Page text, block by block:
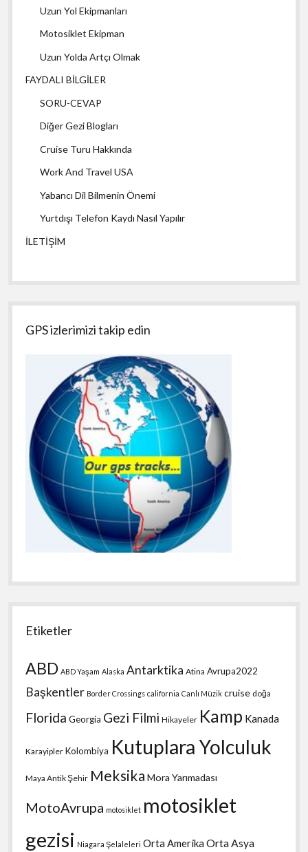
Uzun Yol Ekipmanları
Motosiklet Ekipman
Uzun Yolda Artçı Olmak
FAYDALI BİLGİLER
SORU-CEVAP
Diğer Gezi Blogları
Cruise Turu Hakkında
Work And Travel USA
Yabancı Dil Bilmenin Önemi
Yurtdışı Telefon Kaydı Nasıl Yapılır
İLETİŞİM
GPS izlerimizi takip edin
Etiketler
ABD ABD Yaşam Alaska Antarktika Atina Avrupa2022
Başkentler Border Crossings california Canlı Müzik cruise doğa
Florida Georgia Gezi Filmi Hikayeler Kamp Kanada
Karayipler Kolombiya Kutuplara Yolculuk
Maya Antik Şehir Meksika Mora Yarımadası
MotoAvrupa motosiklet motosiklet
gezisi Niagara Şelaleleri Orta Amerika Orta Asya